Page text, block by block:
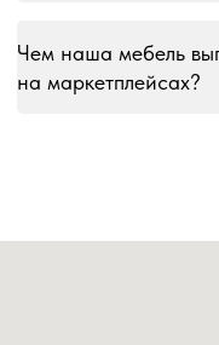
Чем наша мебель
на маркетплейсах?